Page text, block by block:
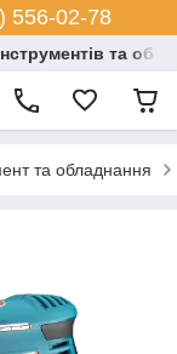
556-02-78
та
та обладнання